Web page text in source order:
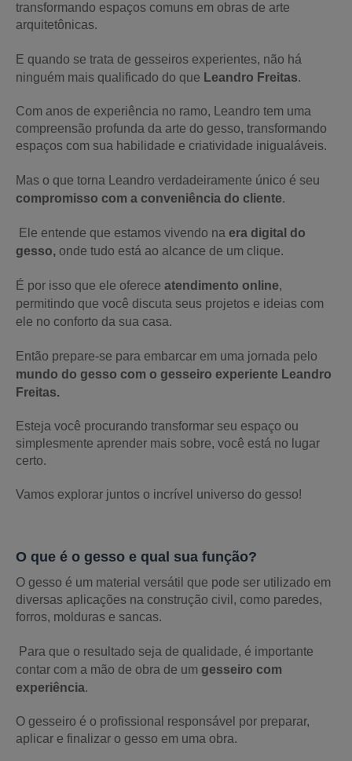
transformando espaços comuns em obras de arte
arquitetônicas.
E quando se trata de gesseiros experientes, não há
ninguém mais qualificado do que Leandro Freitas.
Com anos de experiência no ramo, Leandro tem uma
compreensão profunda da arte do gesso, transformando
espaços com sua habilidade e criatividade inigualáveis.
Mas o que torna Leandro verdadeiramente único é seu
compromisso com a conveniência do cliente.
Ele entende que estamos vivendo na era digital do
gesso, onde tudo está ao alcance de um clique.
É por isso que ele oferece atendimento online,
permitindo que você discuta seus projetos e ideias com
ele no conforto da sua casa.
Então prepare-se para embarcar em uma jornada pelo
mundo do gesso com o gesseiro experiente Leandro
Freitas.
Esteja você procurando transformar seu espaço ou
simplesmente aprender mais sobre, você está no lugar
certo.
Vamos explorar juntos o incrível universo do gesso!
O que é o gesso e qual sua função?
O gesso é um material versátil que pode ser utilizado em
diversas aplicações na construção civil, como paredes,
forros, molduras e sancas.
Para que o resultado seja de qualidade, é importante
contar com a mão de obra de um gesseiro com
experiência.
O gesseiro é o profissional responsável por preparar,
aplicar e finalizar o gesso em uma obra.